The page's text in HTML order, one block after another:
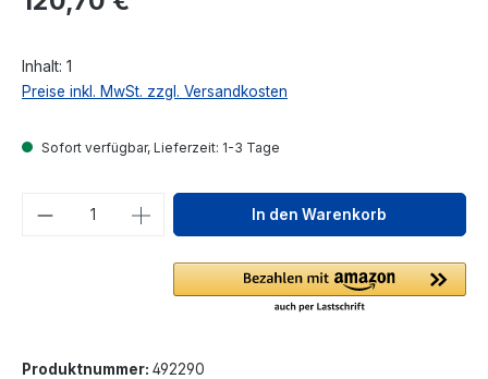
Inhalt: 1
Preise inkl. MwSt. zzgl. Versandkosten
Sofort verfügbar, Lieferzeit: 1-3 Tage
Produkt Anzahl: Gib denIn den Warenkorb
Produktnummer: 492290